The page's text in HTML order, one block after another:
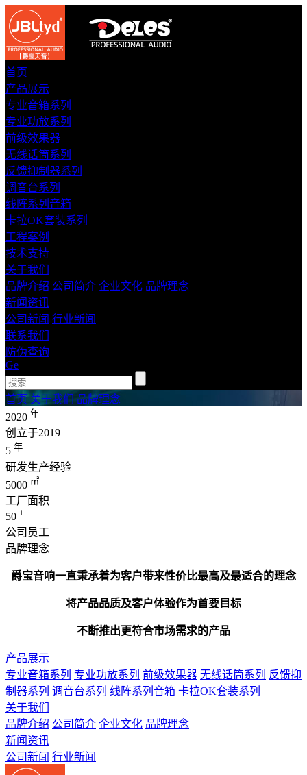
首页
产品展示
专业音箱系列
专业功放系列
前级效果器
无线话筒系列
反馈抑制器系列
调音台系列
线阵系列音箱
卡拉OK套装系列
工程案例
技术支持
关于我们
品牌介绍 公司简介 企业文化 品牌理念
新闻资讯
公司新闻 行业新闻
联系我们
防伪查询
Ge
首页 关于我们
品牌理念
2020 年
创立于2019
5 年
研发生产经验
5000 ㎡
工厂面积
50 +
公司员工
品牌理念
爵宝音响一直秉承着为客户带来性价比最高及最适合的理念
将产品品质及客户体验作为首要目标
不断推出更符合市场需求的产品
产品展示
专业音箱系列 专业功放系列 前级效果器 无线话筒系列 反馈抑
制器系列 调音台系列 线阵系列音箱 卡拉OK套装系列
关于我们
品牌介绍 公司简介 企业文化 品牌理念
新闻资讯
公司新闻 行业新闻